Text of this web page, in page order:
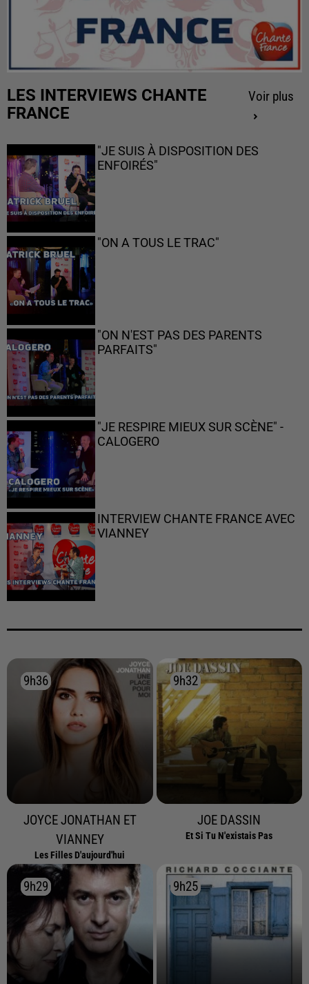
LES INTERVIEWS CHANTE
FRANCE
Voir plus
"JE SUIS À DISPOSITION DES
ENFOIRÉS"
"ON A TOUS LE TRAC"
"ON N'EST PAS DES PARENTS
PARFAITS"
"JE RESPIRE MIEUX SUR SCÈNE" -
CALOGERO
INTERVIEW CHANTE FRANCE AVEC
VIANNEY
9h36
9h36
JOYCE JONATHAN ET
VIANNEY
Les Filles D'aujourd'hui
9h32
9h32
JOE DASSIN
Et Si Tu N'existais Pas
9h29
9h29 9h25
9h25